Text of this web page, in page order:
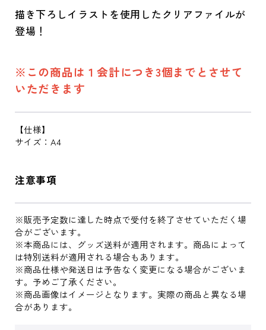
描き下ろしイラストを使用したクリアファイルが
登場！
※この商品は１会計につき3個までとさせて
いただきます
【仕様】
サイズ：A4
注意事項
※販売予定数に達した時点で受付を終了させていただく場
合がございます。
※本商品には、グッズ送料が適用されます。商品によって
は特別送料が適用される場合もあります。
※商品仕様や発送日は予告なく変更になる場合がございま
す。予めご了承ください。
※商品画像はイメージとなります。実際の商品と異なる場
合があります。